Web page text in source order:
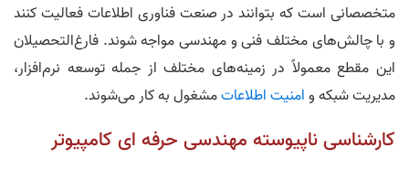
متخصصانی است که بتوانند در صنعت فناوری اطلاعات فعالیت کنند
و با چالش‌های مختلف فنی و مهندسی مواجه شوند. فارغ‌التحصیلان
این مقطع معمولاً در زمینه‌های مختلف از جمله توسعه نرم‌افزار،
مدیریت شبکه وامنیت اطلاعاتمشغول به کار می‌شوند.
کارشناسی ناپیوسته مهندسی حرفه ای کامپیوتر